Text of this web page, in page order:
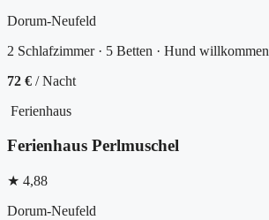
Dorum-Neufeld
2 Schlafzimmer · 5 Betten · Hund willkommen
72 € / Nacht
Ferienhaus
Ferienhaus Perlmuschel
★ 4,88
Dorum-Neufeld